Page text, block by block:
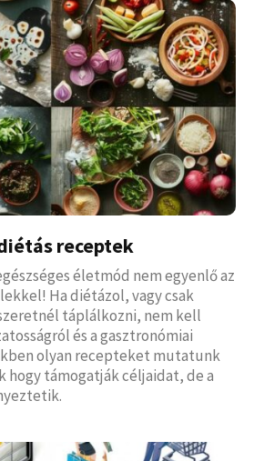
receptek
életmód nem egyenlő az
Ha diétázol, vagy csak
táplálkozni, nem kell
és a gasztronómiai
olyan recepteket mutatunk
hogy támogatják céljaidat, de a